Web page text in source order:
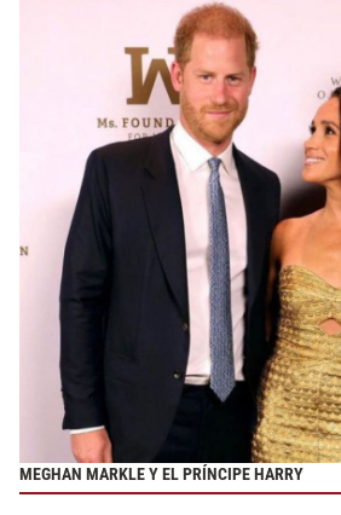
MEGHAN MARKLE Y EL PRÍNCIPE HARRY